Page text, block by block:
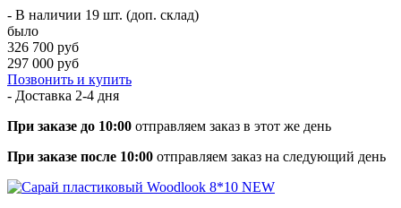
- В наличии 19 шт. (доп. склад)
было
326 700 руб
297 000 руб
Позвонить и купить
- Доставка 2-4 дня
При заказе до 10:00 отправляем заказ в этот же день
При заказе после 10:00 отправляем заказ на следующий день